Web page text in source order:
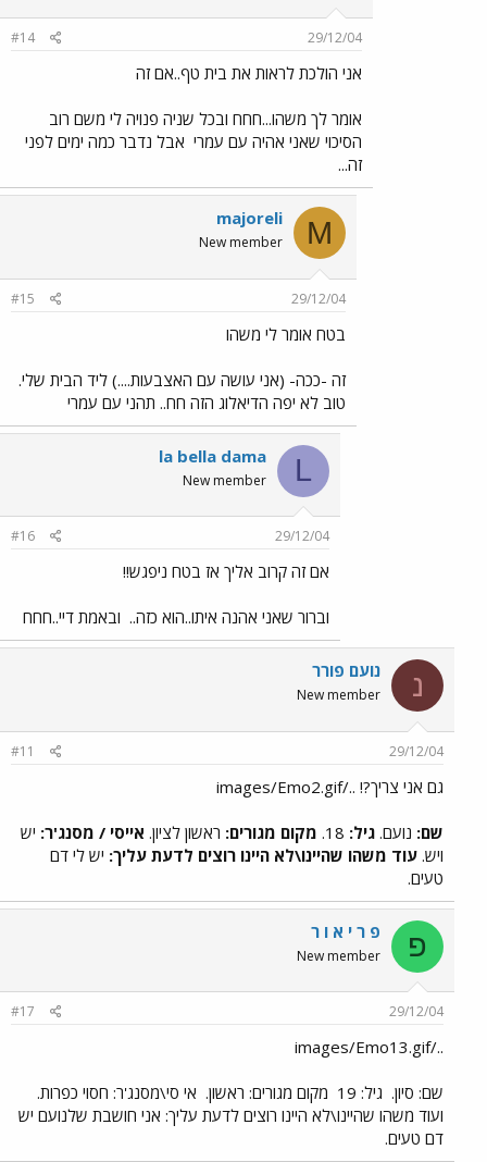
29/12/04
#14
אני הולכת לראות את בית טף..אם זה
אומר לך משהו...חחח ובכל שניה פנויה לי משם רוב
הסיכוי שאני אהיה עם עמרי אבל נדבר כמה ימים לפני
זה...
M
majoreli
New member
29/12/04
#15
בטח אומר לי משהו
זה -ככה- (אני עושה עם האצבעות....) ליד הבית שלי.
טוב לא יפה הדיאלוג הזה חח.. תהני עם עמרי
L
la bella dama
New member
29/12/04
#16
אם זה קרוב אליך אז בטח ניפגש!!
וברור שאני אהנה איתו..הוא כזה.. ובאמת דיי..חחח
נ נועם פורר
New member
29/12/04
#11
גם אני צריך?! ../images/Emo2.gif
שם: נועם. גיל: מקום מגורים: ראשון לציון. אייסי / מסנג'ר: יש
ויש. עוד משהו שהיינו\לא היינו רוצים לדעת עליך: יש לי דם
טעים.
פ פ ר י א ו ר
New member
29/12/04
#17
../images/Emo13.gif
שם: סיון. גיל: 19 מקום מגורים: ראשון. אי סי\מסנג'ר: חסוי כפרות.
ועוד משהו שהיינו\לא היינו רוצים לדעת עליך: אני חושבת שלנועם יש
דם טעים.